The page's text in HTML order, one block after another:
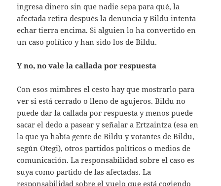
ingresa dinero sin que nadie sepa para qué, la
afectada retira después la denuncia y Bildu intenta
echar tierra encima. Si alguien lo ha convertido en
un caso político y han sido los de Bildu.
Y no, no vale la callada por respuesta
Con esos mimbres el cesto hay que mostrarlo para
ver si está cerrado o lleno de agujeros. Bildu no
puede dar la callada por respuesta y menos puede
sacar el dedo a pasear y señalar a Ertzaintza (esa en
la que ya había gente de Bildu y votantes de Bildu,
según Otegi), otros partidos políticos o medios de
comunicación. La responsabilidad sobre el caso es
suya como partido de las afectadas. La
responsabilidad sobre el vuelo que está cogiendo